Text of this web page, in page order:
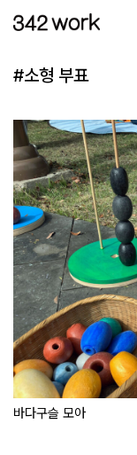
삼사이워크
삶과 일
#소형 부표
바다구슬 모아